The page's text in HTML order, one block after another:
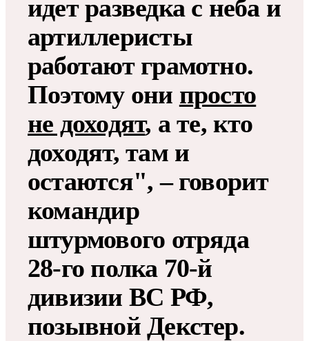
идет разведка с неба и
артиллеристы
работают грамотно.
Поэтому они просто
не доходят, а те, кто
доходят, там и
остаются", – говорит
командир
штурмового отряда
28-го полка 70-й
дивизии ВС РФ,
позывной Декстер.